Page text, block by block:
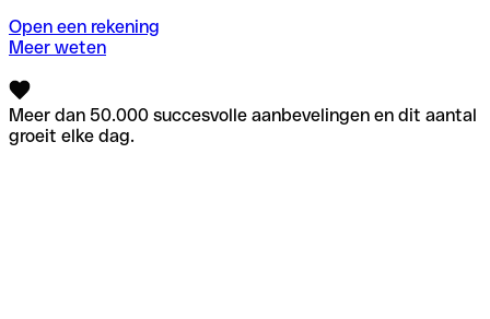
Open een rekening
Meer weten
Meer dan 50.000 succesvolle aanbevelingen en dit aantal
groeit elke dag.